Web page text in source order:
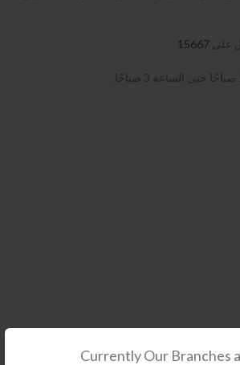
Currently Our Branches
على 15667